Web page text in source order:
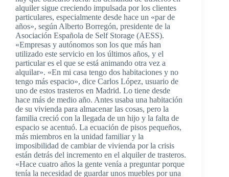
alquiler sigue creciendo impulsada por los clientes
particulares, especialmente desde hace un «par de
años», según Alberto Borregón, presidente de la
Asociación Española de Self Storage (AESS).
«Empresas y autónomos son los que más han
utilizado este servicio en los últimos años, y el
particular es el que se está animando otra vez a
alquilar». «En mi casa tengo dos habitaciones y no
tengo más espacio», dice Carlos López, usuario de
uno de estos trasteros en Madrid. Lo tiene desde
hace más de medio año. Antes usaba una habitación
de su vivienda para almacenar las cosas, pero la
familia creció con la llegada de un hijo y la falta de
espacio se acentuó. La ecuación de pisos pequeños,
más miembros en la unidad familiar y la
imposibilidad de cambiar de vivienda por la crisis
están detrás del incremento en el alquiler de trasteros.
«Hace cuatro años la gente venía a preguntar porque
tenía la necesidad de guardar unos muebles por una